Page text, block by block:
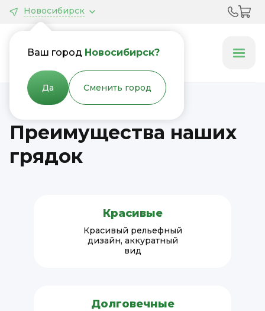
Новосибирск
Ваш город Новосибирск?
Да Сменить город
Грядки & Клумбы
Преимущества наших
грядок
Красивые
Красивый рельефный
дизайн, аккуратный
вид
Долговечные